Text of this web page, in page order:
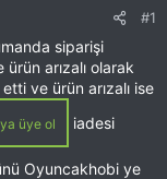
#1
siparişi
arızalı olarak
ve ürün arızalı ise
üye ol iadesi
Oyuncakhobi ye